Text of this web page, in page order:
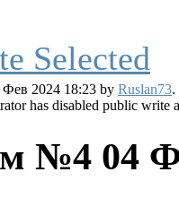
2024 18:23 by Ruslan73.
has disabled public write
№4 04